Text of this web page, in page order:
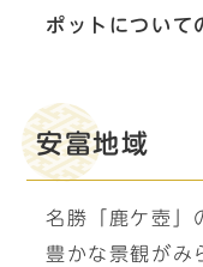
ポットについて
安富地域
名勝「鹿ケ壺」
豊かな景観がみ